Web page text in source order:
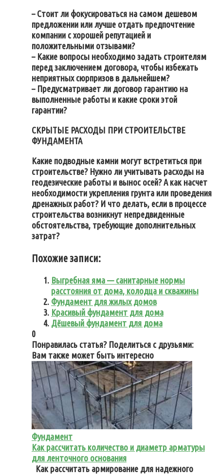
– Стоит ли фокусироваться на самом дешевом
предложении или лучше отдать предпочтение
компании с хорошей репутацией и
положительными отзывами?
– Какие вопросы необходимо задать строителям
перед заключением договора, чтобы избежать
неприятных сюрпризов в дальнейшем?
– Предусматривает ли договор гарантию на
выполненные работы и какие сроки этой
гарантии?
СКРЫТЫЕ РАСХОДЫ ПРИ СТРОИТЕЛЬСТВЕ
ФУНДАМЕНТА
Какие подводные камни могут встретиться при
строительстве? Нужно ли учитывать расходы на
геодезические работы и вынос осей? А как насчет
необходимости укрепления грунта или проведения
дренажных работ? И что делать, если в процессе
строительства возникнут непредвиденные
обстоятельства, требующие дополнительных
затрат?
Похожие записи:
Выгребная яма — санитарные нормы
расстояния от дома, колодца и скважины
Фундамент для жилых домов
Красивый фундамент для дома
Дёшевый фундамент для дома
0
Понравилась статья? Поделиться с друзьями:
Вам также может быть интересно
Фундамент
Как рассчитать количество и диаметр арматуры
для ленточного основания
Как рассчитать армирование для надежного